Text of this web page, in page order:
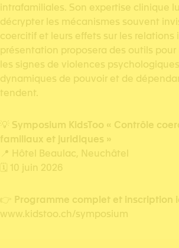
intrafamiliales. Son expertise clinique
décrypter les mécanismes souvent
coercitif et leurs effets sur les relations
présentation proposera des outils
les signes de violences
dynamiques de pouvoir et de
tendent.
💡 Symposium KidsToo « Contrôle
familiaux et juridiques »
📍 Hôtel Beaulac, Neuchâtel
🗓️ 10 juin 2026
👉
Programme complet et inscription
www.kidstoo.ch/symposium